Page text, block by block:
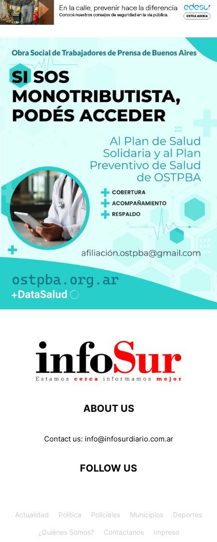
ABOUT US
Contact us: info@infosurdiario.com.ar
FOLLOW US
Actualidad Política Policiales Municipios Deportes
¿Quiénes Somos? Contactanos Impreso